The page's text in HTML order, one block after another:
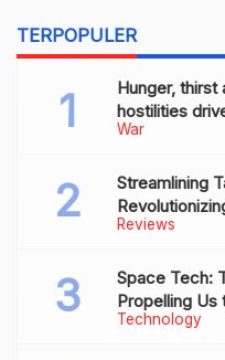
TERPOPULER
War
Hunger, thirst
hostilities
of collapse
Reviews
Streamlining
Technology
Space Tech:
Propelling Us